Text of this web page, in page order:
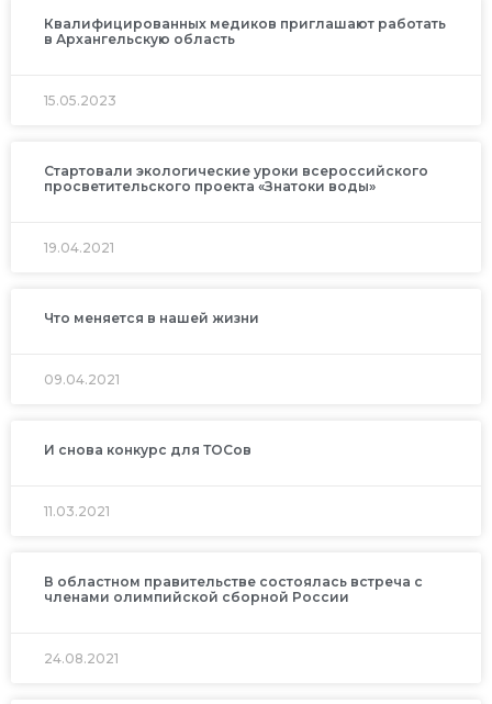
Квалифицированных медиков приглашают работать
в Архангельскую область
15.05.2023
Стартовали экологические уроки всероссийского
просветительского проекта «Знатоки воды»
19.04.2021
Что меняется в нашей жизни
09.04.2021
И снова конкурс для ТОСов
11.03.2021
В областном правительстве состоялась встреча с
членами олимпийской сборной России
24.08.2021